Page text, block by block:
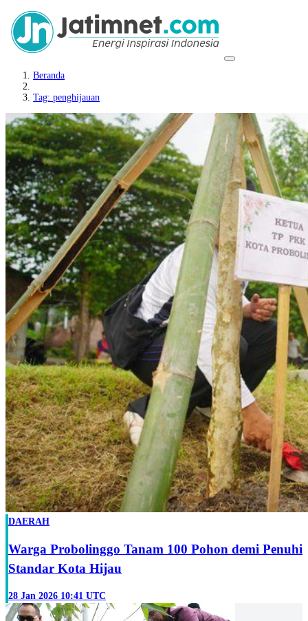
Beranda
Tag: penghijauan
DAERAH
Warga Probolinggo Tanam 100 Pohon demi Penuhi
Standar Kota Hijau
28 Jan 2026 10:41 UTC